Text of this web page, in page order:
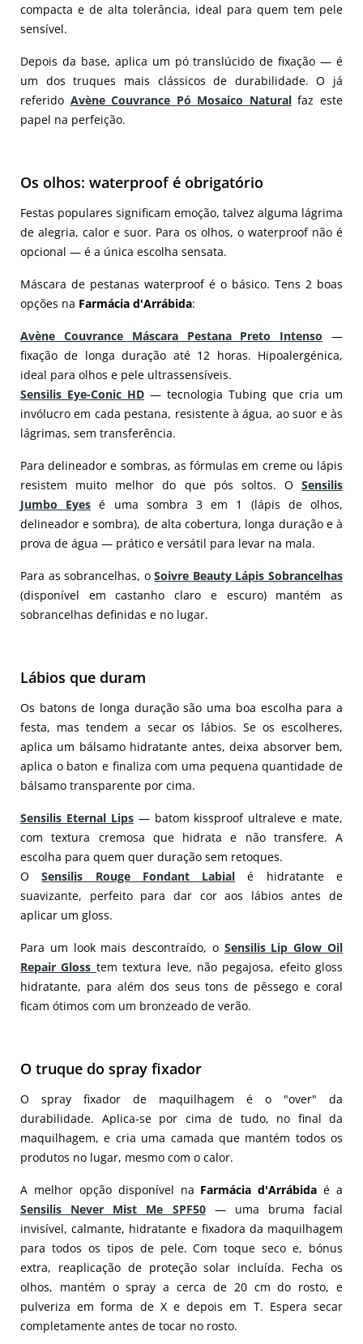
compacta e de alta tolerância, ideal para quem tem pele
sensível.
Depois da base, aplica um pó translúcido de fixação — é
um dos truques mais clássicos de durabilidade. O já
referido Avène Couvrance Pó Mosaico Naturalfaz este
papel na perfeição.
Os olhos: waterproof é obrigatório
Festas populares significam emoção, talvez alguma lágrima
de alegria, calor e suor. Para os olhos, o waterproof não é
opcional — é a única escolha sensata.
Máscara de pestanas waterproof é o básico. Tens 2 boas
opções na Farmácia d'Arrábida:
Avène Couvrance Máscara Pestana Preto Intenso —
fixação de longa duração até 12 horas. Hipoalergénica,
ideal para olhos e pele ultrassensíveis.
Sensilis Eye-Conic HD — tecnologia Tubing que cria um
invólucro em cada pestana, resistente à água, ao suor e às
lágrimas, sem transferência.
Para delineador e sombras, as fórmulas em creme ou lápis
resistem muito melhor do que pós soltos. O Sensilis
Jumbo Eyes é uma sombra 3 em 1 (lápis de olhos,
delineador e sombra), de alta cobertura, longa duração e à
prova de água — prático e versátil para levar na mala.
Para as sobrancelhas, oSoivre Beauty Lápis Sobrancelhas
(disponível em castanho claro e escuro) mantém as
sobrancelhas definidas e no lugar.
Lábios que duram
Os batons de longa duração são uma boa escolha para a
festa, mas tendem a secar os lábios. Se os escolheres,
aplica um bálsamo hidratante antes, deixa absorver bem,
aplica o baton e finaliza com uma pequena quantidade de
bálsamo transparente por cima.
Sensilis Eternal Lips— batom kissproof ultraleve e mate,
com textura cremosa que hidrata e não transfere. A
escolha para quem quer duração sem retoques.
OSensilis Rouge Fondant Labial é hidratante e
suavizante, perfeito para dar cor aos lábios antes de
aplicar um gloss.
Para um look mais descontraído, o Sensilis Lip Glow Oil
Repair Gloss tem textura leve, não pegajosa, efeito gloss
hidratante, para além dos seus tons de pêssego e coral
ficam ótimos com um bronzeado de verão.
O truque do spray fixador
O spray fixador de maquilhagem é o "over" da
durabilidade. Aplica-se por cima de tudo, no final da
maquilhagem, e cria uma camada que mantém todos os
produtos no lugar, mesmo com o calor.
A melhor opção disponível na Farmácia d'Arrábida é a
Sensilis Never Mist Me SPF50— uma bruma facial
invisível, calmante, hidratante e fixadora da maquilhagem
para todos os tipos de pele. Com toque seco e, bónus
extra, reaplicação de proteção solar incluída. Fecha os
olhos, mantém o spray a cerca de 20 cm do rosto, e
pulveriza em forma de X e depois em T. Espera secar
completamente antes de tocar no rosto.